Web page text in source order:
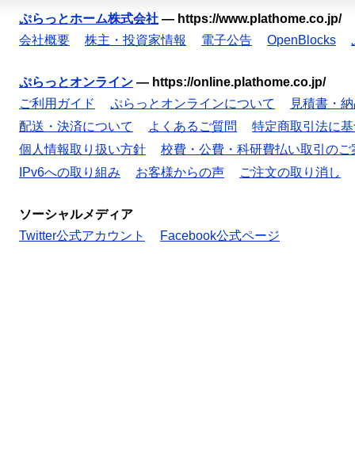
ぷらっとホーム株式会社 — https://www.plathome.co.jp/
会社概要
株主・投資家情報 電子公告 OpenBlocks
ぷらっとオンライン — https://online.plathome.co.jp/
ご利用ガイド
ぷらっとオンラインについて
見積書・
配送・決済について
よくあるご質問
特定商取引法に
個人情報取り扱い方針
校費・公費・科研費払い取引のご
IPv6への取り組み
お客様からの声 ご注文の取り消し
ソーシャルメディア
Twitter公式アカウント
Facebook公式ページ